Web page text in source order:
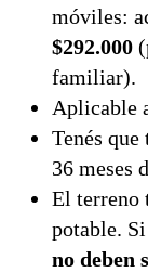
móviles:
$292.000
familiar).
Aplicable
Tenés
36 meses
El terreno
potable.
no deben